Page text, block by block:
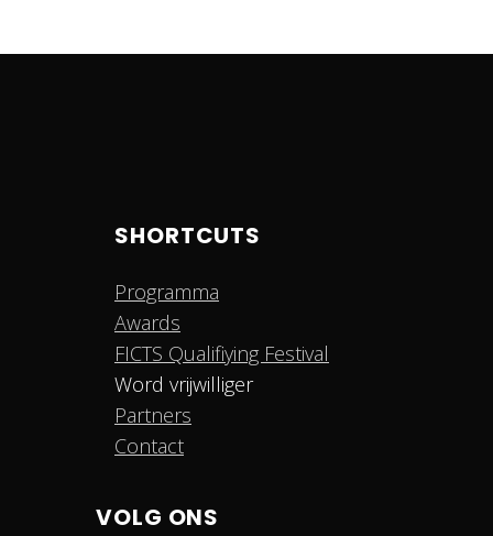
SHORTCUTS
Programma
Awards
FICTS Qualifiying Festival
Word vrijwilliger
Partners
Contact
VOLG ONS